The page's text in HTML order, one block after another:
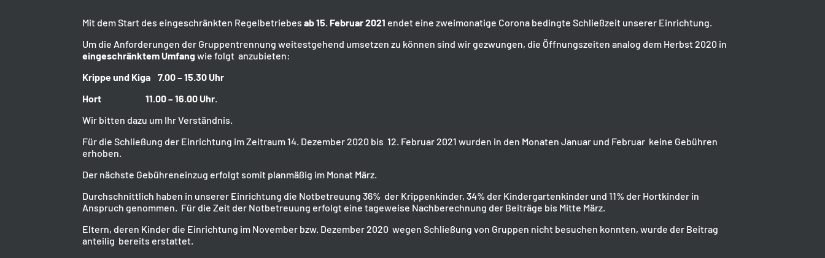
Mit dem Start des eingeschränkten Regelbetriebesab 15. Februar 2021 endet eine zweimonatige Corona bedingte Schließzeit unserer Einrichtung.
Um die Anforderungen der Gruppentrennung weitestgehend umsetzen zu können sind wir gezwungen, die Öffnungszeiten analog dem Herbst 2020 in
eingeschränktem Umfang wie folgt anzubieten:
Krippe und Kiga 7.00 – 15.30 Uhr
Hort 11.00 – 16.00 Uhr.
Wir bitten dazu um Ihr Verständnis.
Für die Schließung der Einrichtung im Zeitraum 14. Dezember 2020 bis 12. Februar 2021 wurden in den Monaten Januar und Februar keine Gebühren
erhoben.
Der nächste Gebühreneinzug erfolgt somit planmäßig im Monat März.
Durchschnittlich haben in unserer Einrichtung die Notbetreuung 36% der Krippenkinder, 34% der Kindergartenkinder und 11% der Hortkinder in
Anspruch genommen. Für die Zeit der Notbetreuung erfolgt eine tageweise Nachberechnung der Beiträge bis Mitte März.
Eltern, deren Kinder die Einrichtung im November bzw. Dezember 2020 wegen Schließung von Gruppen nicht besuchen konnten, wurde der Beitrag
anteilig bereits erstattet.